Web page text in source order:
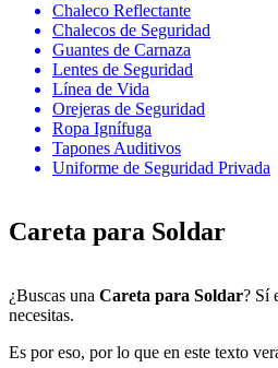
Chaleco Reflectante
Chalecos de Seguridad
Guantes de Carnaza
Lentes de Seguridad
Línea de Vida
Orejeras de Seguridad
Ropa Ignífuga
Tapones Auditivos
Uniforme de Seguridad Privada
Careta para Soldar
¿Buscas una Careta para Soldar? Sí
necesitas.
Es por eso, por lo que en este texto